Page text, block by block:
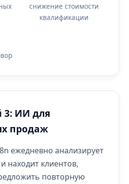
снижение стоимости
квалификации
3: ИИ для
продаж
ежедневно анализирует
находит клиентов,
повторную